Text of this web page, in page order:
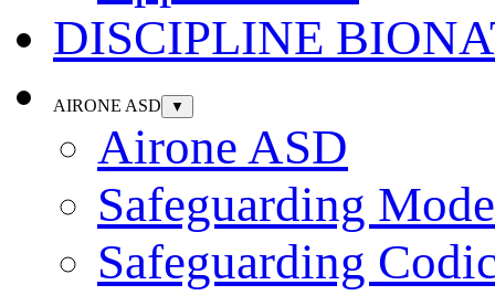
DISCIPLINE
AIRONE ASD ▼
Airone ASD
Safeguarding
Safeguarding